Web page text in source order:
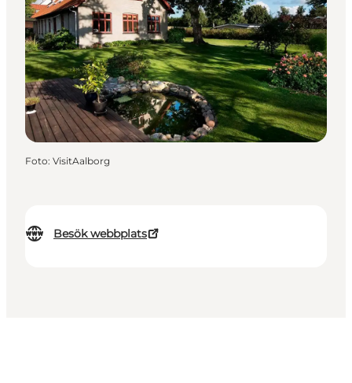
Besök webbplats
Foto: VisitAalborg